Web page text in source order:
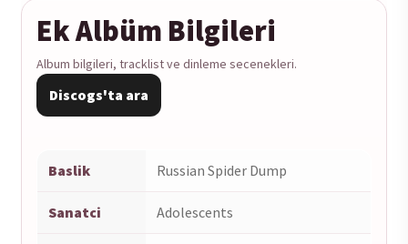
Ek Albüm Bilgileri
Album bilgileri, tracklist ve dinleme secenekleri.
Discogs'ta ara
Baslik Russian Spider Dump
Sanatci Adolescents